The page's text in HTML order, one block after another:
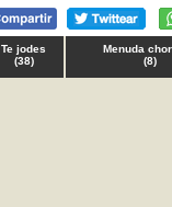
Te jodes
(38)
Menuda
(8)